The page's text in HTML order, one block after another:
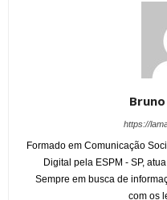
https://
Formado em Comunicação
Digital pela ESPM - SP,
Sempre em busca de
com os